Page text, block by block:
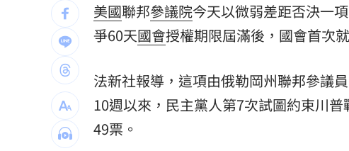
川普提名布蘭希任司法部長 獲凱西迪力挺
斷交19年看見台灣實力！這國來台尋找商機
國際油價仍高「下週是否漲價」中油公布了
為何買疫苗需要掮客？新北議員：又是中國
颱風昌鴻撲向日本 恐從東北登陸穿越本州
美國聯邦參議院今天以微弱差距否決一
爭60天國會授權期限屆滿後，國會首次
法新社報導，這項由俄勒岡州聯邦參議
10週以來，民主黨人第7次試圖約束川
49票。